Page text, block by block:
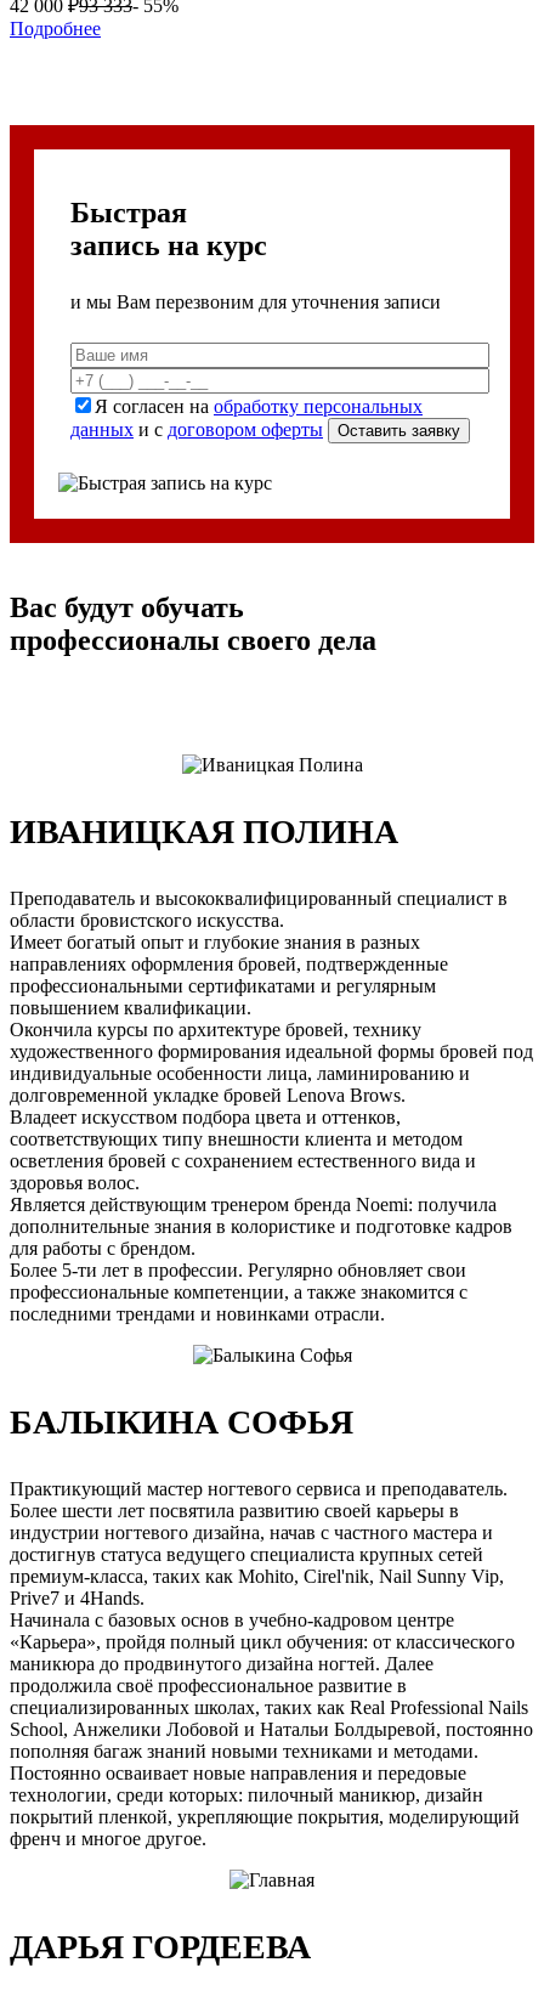
42 000 ₽93 333- 55%
Подробнее
Быстрая
запись на курс
и мы Вам перезвоним для уточнения записи
Я согласен на обработку персональных
данных и с договором оферты
Вас будут обучать
профессионалы своего дела
ИВАНИЦКАЯ ПОЛИНА
Преподаватель и высококвалифицированный специалист в
области бровистского искусства.
Имеет богатый опыт и глубокие знания в разных
направлениях оформления бровей, подтвержденные
профессиональными сертификатами и регулярным
повышением квалификации.
Окончила курсы по архитектуре бровей, технику
художественного формирования идеальной формы бровей под
индивидуальные особенности лица, ламинированию и
долговременной укладке бровей Lenova Brows.
Владеет искусством подбора цвета и оттенков,
соответствующих типу внешности клиента и методом
осветления бровей с сохранением естественного вида и
здоровья волос.
Является действующим тренером бренда Noemi: получила
дополнительные знания в колористике и подготовке кадров
для работы с брендом.
Более 5-ти лет в профессии. Регулярно обновляет свои
профессиональные компетенции, а также знакомится с
последними трендами и новинками отрасли.
БАЛЫКИНА СОФЬЯ
Практикующий мастер ногтевого сервиса и преподаватель.
Более шести лет посвятила развитию своей карьеры в
индустрии ногтевого дизайна, начав с частного мастера и
достигнув статуса ведущего специалиста крупных сетей
премиум-класса, таких как Mohito, Cirel'nik, Nail Sunny Vip,
Prive7 и 4Hands.
Начинала с базовых основ в учебно-кадровом центре
«Карьера», пройдя полный цикл обучения: от классического
маникюра до продвинутого дизайна ногтей. Далее
продолжила своё профессиональное развитие в
специализированных школах, таких как Real Professional Nails
School, Анжелики Лобовой и Натальи Болдыревой, постоянно
пополняя багаж знаний новыми техниками и методами.
Постоянно осваивает новые направления и передовые
технологии, среди которых: пилочный маникюр, дизайн
покрытий пленкой, укрепляющие покрытия, моделирующий
френч и многое другое.
ДАРЬЯ ГОРДЕЕВА